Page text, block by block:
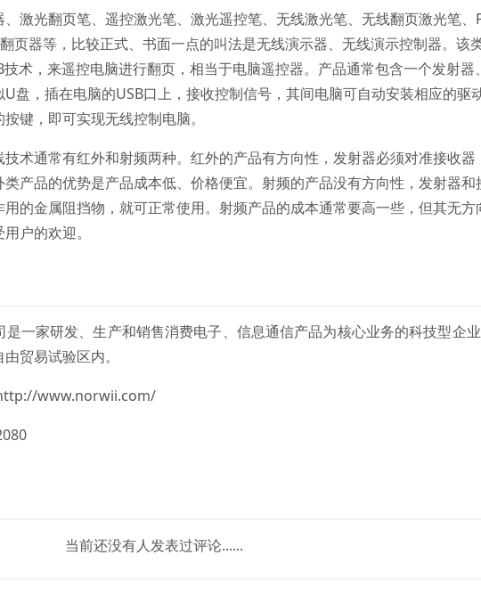
激光翻页笔、遥控激光笔、激光遥控笔、无线激光笔、无线翻页激光笔、
页器等，比较正式、书面一点的叫法是无线演示器、无线演示控制器。该
术，来遥控电脑进行翻页，相当于电脑遥控器。产品通常包含一个发射器
盘，插在电脑的USB口上，接收控制信号，其间电脑可自动安装相应的驱动
键，即可实现无线控制电脑。
术通常有红外和射频两种。红外的产品有方向性，发射器必须对准接收器
产品的优势是产品成本低、价格便宜。射频的产品没有方向性，发射器和
的金属阻挡物，就可正常使用。射频产品的成本通常要高一些，但其无方
户的欢迎。
一家研发、生产和销售消费电子、信息通信产品为核心业务的科技型企
贸易试验区内。
www.norwii.com/
当前还没有人发表过评论......